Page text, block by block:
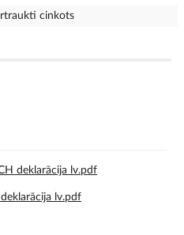
cinkots
deklarācija lv.pdf
lv.pdf